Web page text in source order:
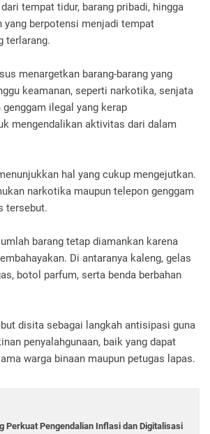
tempat tidur, barang pribadi, hingga
yang berpotensi menjadi tempat
terlarang.
menargetkan barang-barang yang
keamanan, seperti narkotika, senjata
ilegal yang kerap
mengendalikan aktivitas dari dalam
hal yang cukup mengejutkan.
narkotika maupun telepon genggam
tersebut.
barang tetap diamankan karena
Di antaranya kaleng, gelas
botol parfum, serta benda berbahan
disita sebagai langkah antisipasi guna
penyalahgunaan, baik yang dapat
warga binaan maupun petugas lapas.
Perkuat Pengendalian Inflasi dan Digitalisasi